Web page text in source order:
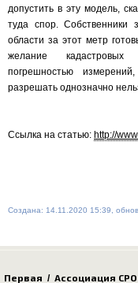
допустить в эту модель,
туда спор. Собственники
области за этот метр
желание кадастровых
погрешностью
разрешать однозначно
Ссылка на статью: http://
Создана: 14.11.2020 15:39,
Первая / Ассоциация